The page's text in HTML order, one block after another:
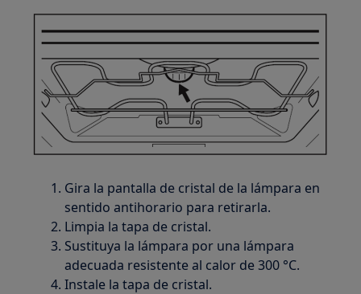
Gira la pantalla de cristal de la lámpara en
sentido antihorario para retirarla.
Limpia la tapa de cristal.
Sustituya la lámpara por una lámpara
adecuada resistente al calor de 300 °C.
Instale la tapa de cristal.